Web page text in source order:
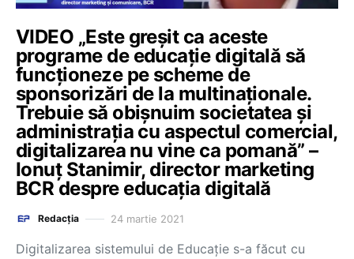
VIDEO „Este greșit ca aceste
programe de educație digitală să
funcționeze pe scheme de
sponsorizări de la multinaționale.
Trebuie să obișnuim societatea și
administrația cu aspectul comercial,
digitalizarea nu vine ca pomană” –
Ionuț Stanimir, director marketing
BCR despre educația digitală
Redacția 24 martie 2021
Digitalizarea sistemului de Educație s-a făcut cu